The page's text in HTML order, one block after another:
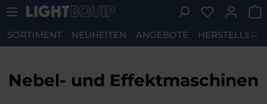
Zum Hauptinhalt springen Du hast 0
SORTIMENT NEUHEITEN ANGEBOTE HERSTELLER
Nebel- und Effektmaschinen